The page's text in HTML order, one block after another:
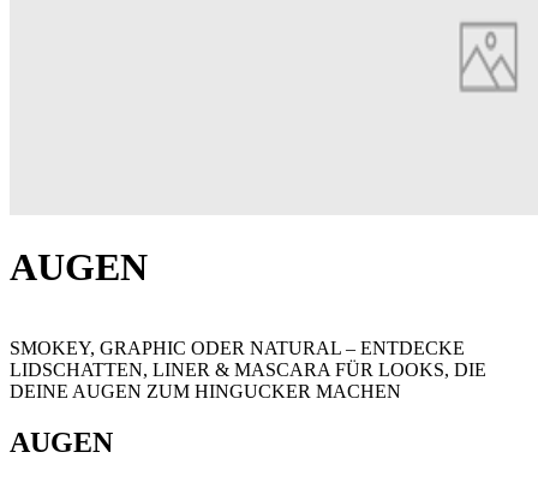
AUGEN
SMOKEY, GRAPHIC ODER NATURAL – ENTDECKE
LIDSCHATTEN, LINER & MASCARA FÜR LOOKS, DIE
DEINE AUGEN ZUM HINGUCKER MACHEN
AUGEN